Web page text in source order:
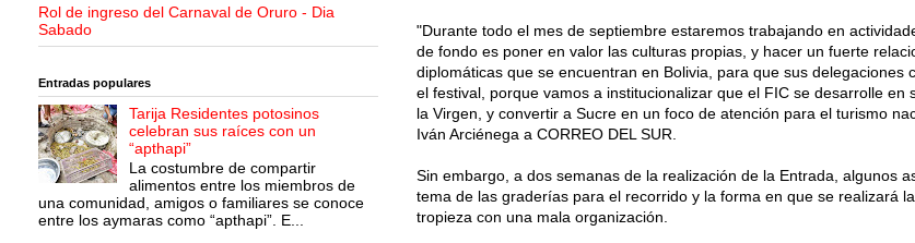
"Durante todo el mes de septiembre estaremos trabajando en
de fondo es poner en valor las culturas propias, y hacer un fuerte
diplomáticas que se encuentran en Bolivia, para que sus delegaciones
el festival, porque vamos a institucionalizar que el FIC se desarrolle en
la Virgen, y convertir a Sucre en un foco de atención para el turismo
Iván Arciénega a CORREO DEL SUR.
Sin embargo, a dos semanas de la realización de la Entrada, algunos
tema de las graderías para el recorrido y la forma en que se realizará
tropieza con una mala organización.
Rol de ingreso del Carnaval de Oruro - Dia
Sabado
Entradas populares
Tarija Residentes potosinos
celebran sus raíces con un
“apthapi”
La costumbre de compartir
alimentos entre los miembros de
una comunidad, amigos o familiares se conoce
entre los aymaras como “apthapi”. E...